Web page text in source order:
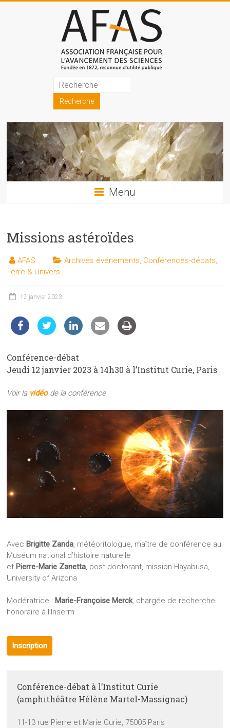
Association
française
pour
l'avancement
des
sciences
les
et
les
auprès
public
Menu
Missions astéroïdes
AFAS Archives événements Conférences-débats
Terre & Univers
12 janvier 2023
Conférence-débat
Jeudi 12 janvier 2023 à 14h30 à l’Institut Curie, Paris
Voir la vidéode la conférence
Avec Brigitte Zanda, météoritologue, maître de conférence au
Muséum national d’histoire naturelle
et Pierre-Marie Zanetta, post-doctorant, mission Hayabusa,
University of Arizona
Modératrice : Marie-Françoise Merck, chargée de recherche
honoraire à l’Inserm
Inscription
Conférence-débat à l’Institut Curie
(amphithéâtre Hélène Martel-Massignac)
11-13 rue Pierre et Marie Curie, 75005 Paris